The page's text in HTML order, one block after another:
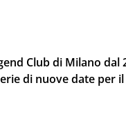
Club di Milano dal
di nuove date per